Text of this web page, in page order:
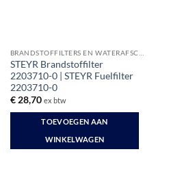
STEYR Brandstoffilter
2203710-0 | STEYR Fuelfilter
2203710-0
€28,70 ex btw
TOEVOEGEN AAN
WINKELWAGEN